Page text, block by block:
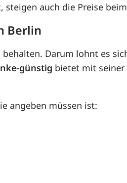
steigen auch die Preise
Berlin
Darum lohnt es
günstig bietet mit seiner
angeben müssen ist: